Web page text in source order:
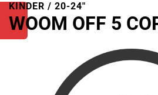
KINDER / 20-24"
WOOM OFF 5